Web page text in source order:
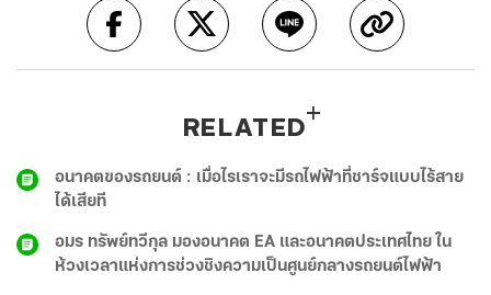
RELATED
อนาคตของรถยนต์ : เมื่อไรเราจะมีรถไฟฟ้าที่ชาร์จแบบไร้สาย
ได้เสียที
อมร ทรัพย์ทวีกุล มองอนาคต EA และอนาคตประเทศไทย ใน
ห้วงเวลาแห่งการช่วงชิงความเป็นศูนย์กลางรถยนต์ไฟฟ้า